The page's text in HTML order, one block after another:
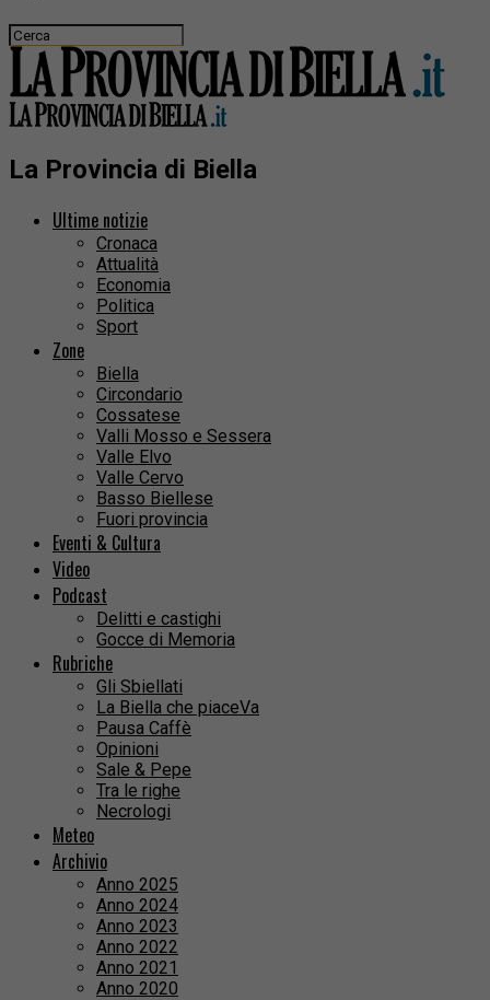
La Provincia di Biella
Ultime notizie
Cronaca
Attualità
Economia
Politica
Sport
Zone
Biella
Circondario
Cossatese
Valli Mosso e Sessera
Valle Elvo
Valle Cervo
Basso Biellese
Fuori provincia
Eventi & Cultura
Video
Podcast
Delitti e castighi
Gocce di Memoria
Rubriche
Gli Sbiellati
La Biella che piaceVa
Pausa Caffè
Opinioni
Sale & Pepe
Tra le righe
Necrologi
Meteo
Archivio
Anno 2025
Anno 2024
Anno 2023
Anno 2022
Anno 2021
Anno 2020